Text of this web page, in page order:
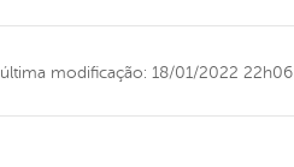
última modificação: 18/01/2022 22h06